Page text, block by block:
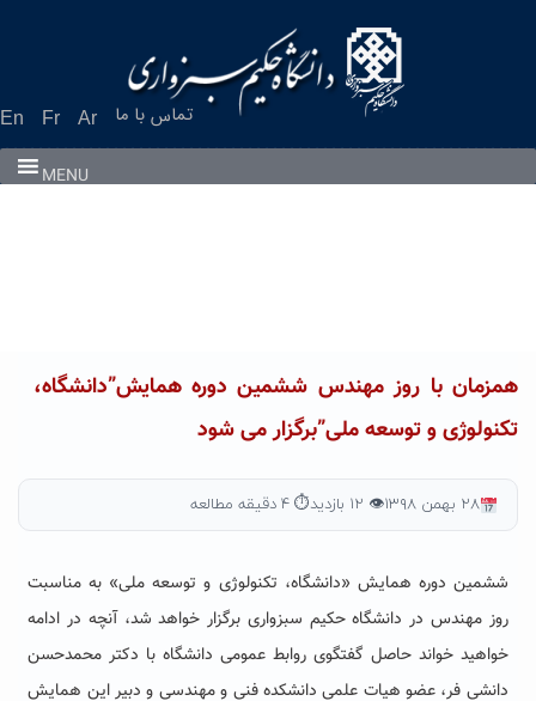
En Fr Ar تماس با ما
MENU
همزمان با روز مهندس ششمین دوره همایش”دانشگاه،
تکنولوژی و توسعه ملی”برگزار می شود
۲۸ بهمن ۱۳۹۸ 👁 ۱۲ بازدید ⏱ ۴ دقیقه مطالعه
ششمین دوره همایش «دانشگاه، تکنولوژی و توسعه ملی» به مناسبت
روز مهندس در دانشگاه حکیم سبزواری برگزار خواهد شد، آنچه در ادامه
خواهید خواند حاصل گفتگوی روابط عمومی دانشگاه با دکتر محمدحسن
دانشی فر، عضو هیات علمی دانشکده فنی و مهندسی و دبیر این همایش